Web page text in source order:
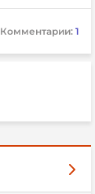
Комментарии: 1